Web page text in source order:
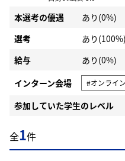
本選考の優遇
あり(0%)
選考
あり(100%)
給与
あり(0%)
インターン会場
#オンライン
参加していた学生のレベル
全1件